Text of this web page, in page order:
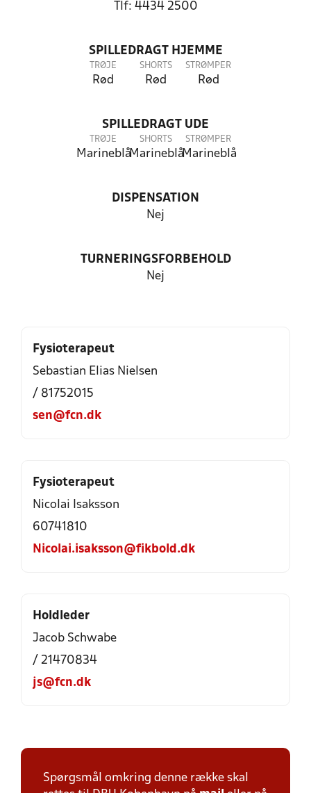
Tlf: 4434 2500
SPILLEDRAGT HJEMME
TRØJE
Rød
SHORTS
Rød
STRØMPER
Rød
SPILLEDRAGT UDE
TRØJE
Marineblå
SHORTS
Marineblå
STRØMPER
Marineblå
DISPENSATION
Nej
TURNERINGSFORBEHOLD
Nej
Fysioterapeut
Sebastian Elias Nielsen
/ 81752015
sen@fcn.dk
Fysioterapeut
Nicolai Isaksson
60741810
Nicolai.isaksson@fikbold.dk
Holdleder
Jacob Schwabe
/ 21470834
js@fcn.dk
Spørgsmål omkring denne række skal